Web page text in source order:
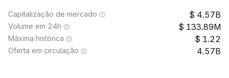
Capitalização de mercado 4.57B
Volume em 24h 133.89M
Máxima histórica 1.22
Oferta em circulação 4.57B